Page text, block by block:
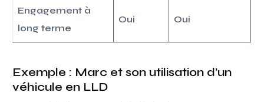
Engagement à
long terme
Oui Oui
Exemple : Marc et son utilisation d’un
véhicule en LLD